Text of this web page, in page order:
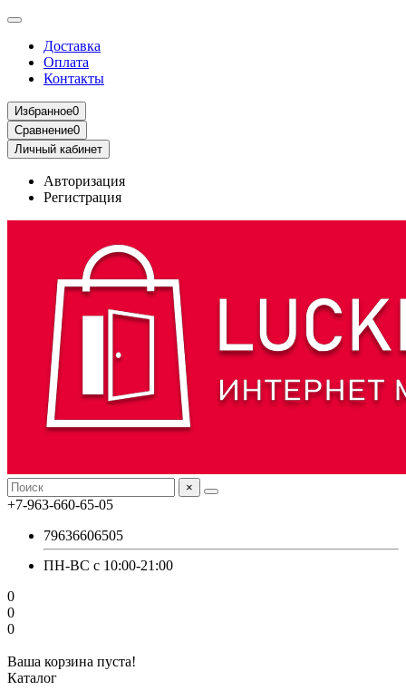
Доставка
Оплата
Контакты
Избранное0
Сравнение0
Личный кабинет
Авторизация
Регистрация
×
+7-963-660-65-05
79636606505
ПН-ВС с 10:00-21:00
0
0
0
Ваша корзина пуста!
Каталог